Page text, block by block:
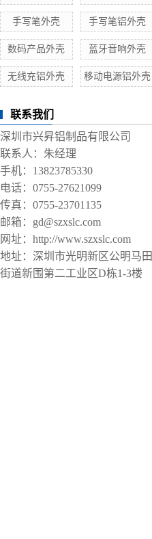
手写笔外壳 手写笔铝外壳
数码产品外壳 蓝牙音响外壳
无线充铝外壳 移动电源铝外壳
联系我们
深圳市兴昇铝制品有限公司
联系人：朱经理
手机：13823785330
电话：0755-27621099
传真：0755-23701135
邮箱：gd@szxslc.com
网址：http://www.szxslc.com
地址：深圳市光明新区公明马田
街道新围第二工业区D栋1-3楼